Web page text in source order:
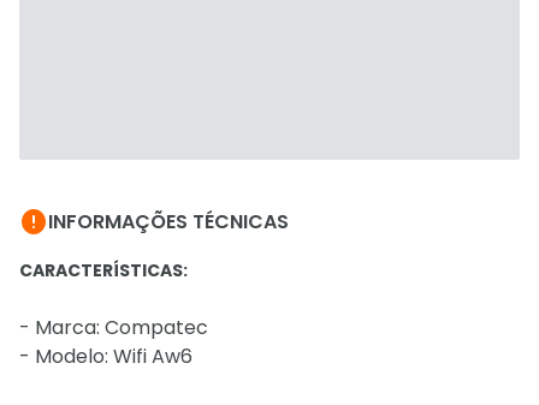
INFORMAÇÕES TÉCNICAS
CARACTERÍSTICAS:
- Marca: Compatec
- Modelo: Wifi Aw6